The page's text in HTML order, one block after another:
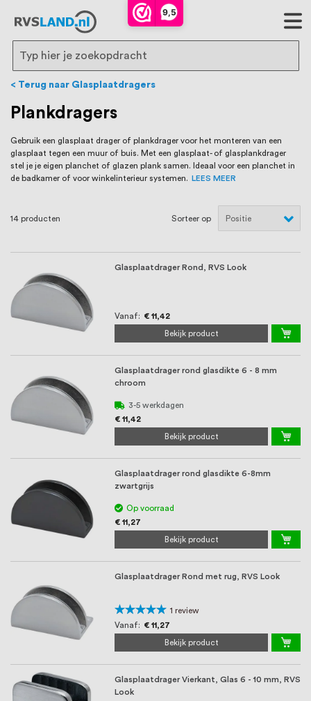
9,5
RVS Land is een écht familiebedrijf met
bijna 20 jaar ervaring in RVS producten
voor binnen- en buitenhuis, waaronder
trapleuningen, deurbeslag,
ventilatieroosters en bouwbeslag. In onze
webshop vind je het grootste assortiment
van Nederland en België, met meer dan
100.000 hoogwaardige RVS artikelen
direct uit voorraad leverbaar. Wij hebben
RVS op maat produceren, geheel volgens
jouw specifieke wensen. Al sinds onze
oprichting staat persoonlijke service bij
ons voorop, want we geloven dat een
goede relatie met onze klanten het
verschil maakt.
Search
Terug naar Glasplaatdragers
Plankdragers
Gebruik een glasplaat drager of plankdrager voor het monteren van een
glasplaat tegen een muur of buis. Met een glasplaat- of glasplankdrager
stel je je eigen planchet of glazen plank samen. Ideaal voor een planchet in
de badkamer of voor winkelinterieur systemen.
LEES MEER
14 producten Sorteer op
Glasplaatdrager Rond, RVS Look
Vanaf € 11,42
Bekijk product
Glasplaatdrager rond glasdikte 6 - 8 mm
chroom
3-5 werkdagen
€ 11,42
Bekijk product
Glasplaatdrager rond glasdikte 6-8mm
zwartgrijs
Op voorraad
€ 11,27
Bekijk product
Glasplaatdrager Rond met rug, RVS Look
Waardering:
100%
1 review
Vanaf
€ 11,27
Bekijk product
Glasplaatdrager Vierkant, Glas 6 - 10 mm, RVS
Look